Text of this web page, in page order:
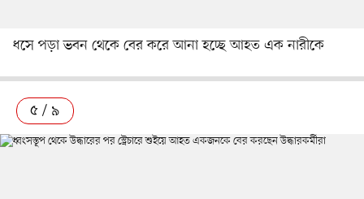
ধসে পড়া ভবন থেকে বের করে আনা হচ্ছে আহত এক নারীকে
৫ / ৯